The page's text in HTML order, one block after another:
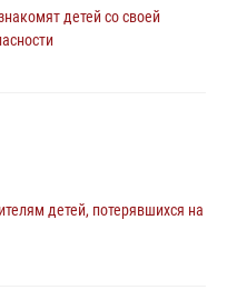
детей со своей
память генерала
детей, потерявшихся на